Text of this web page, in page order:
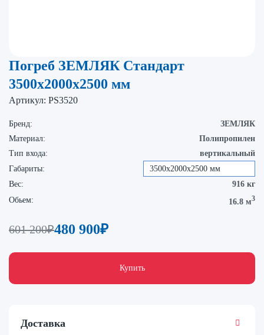
Погреб ЗЕМЛЯК Стандарт
3500x2000x2500 мм
Артикул: PS3520
Бренд:
ЗЕМЛЯК
Материал:
Полипропилен
Тип входа:
вертикальный
Габариты:
3500х2000х2500 мм
Вес:
916 кг
Обьем:
16.8 м3
601 200₽480 900₽
Купить
Доставка